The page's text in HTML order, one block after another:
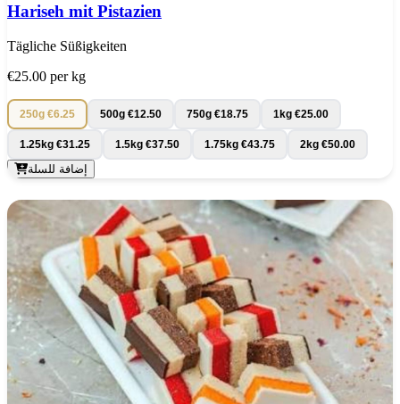
Hariseh mit Pistazien
Tägliche Süßigkeiten
€25.00 per kg
250g €6.25 500g €12.50 750g €18.75 1kg €25.00
1.25kg €31.25 1.5kg €37.50 1.75kg €43.75 2kg €50.00
إضافة للسلة